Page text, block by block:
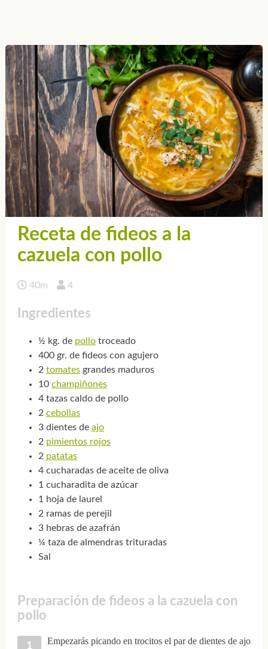
Receta de fideos a la
cazuela con pollo
40m 4
Ingredientes
½ kg. de pollotroceado
400 gr. de fideos con agujero
2 tomatesgrandes maduros
10 champiñones
4 tazas caldo de pollo
2 cebollas
3 dientes de ajo
2 pimientos rojos
2 patatas
4 cucharadas de aceite de oliva
1 cucharadita de azúcar
1 hoja de laurel
2 ramas de perejil
3 hebras de azafrán
¼ taza de almendras trituradas
Sal
Preparación de fideos a la cazuela con
pollo
Empezarás picando en trocitos el par de dientes de ajo